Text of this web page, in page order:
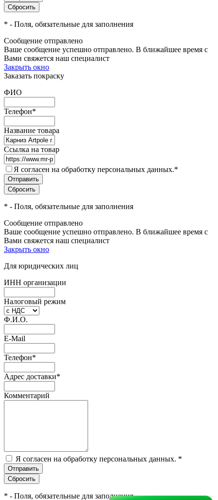
* - Поля, обязательные для заполнения
Сообщение отправлено
Ваше сообщение успешно отправлено. В ближайшее время с
Вами свяжется наш специалист
Закрыть окно
Заказать покраску
ФИО
Телефон*
Название товара
Ссылка на товар
Я согласен на обработку персональных данных.*
* - Поля, обязательные для заполнения
Сообщение отправлено
Ваше сообщение успешно отправлено. В ближайшее время с
Вами свяжется наш специалист
Закрыть окно
Для юридических лиц
ИНН организации
Налоговый режим
Ф.И.О.
E-Mail
Телефон*
Адрес доставки*
Комментарий
Я согласен на обработку персональных данных. *
* - Поля, обязательные для заполнения